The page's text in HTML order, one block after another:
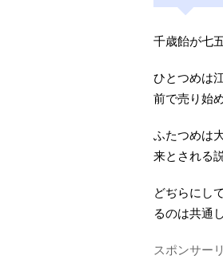
千歳飴が七
ひとつめは
前で売り始
ふたつめは
来とされる
どぢらにし
るのは共通
スポンサー